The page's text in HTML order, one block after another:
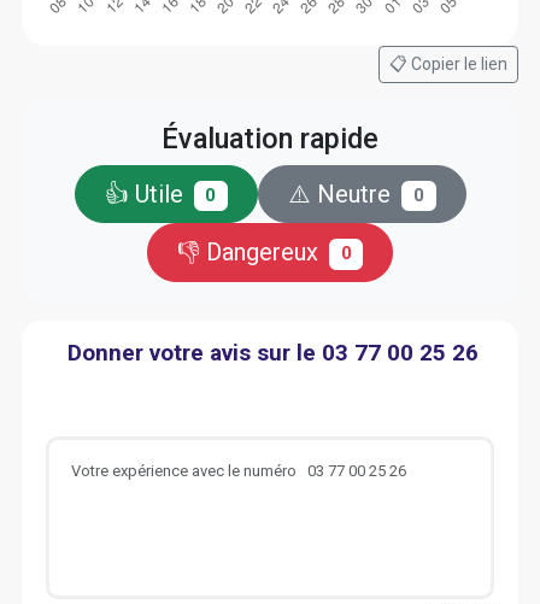
📋 Copier le lien
Évaluation rapide
👍 Utile 0 ⚠️ Neutre 0
👎 Dangereux 0
Donner votre avis sur le 03 77 00 25 26